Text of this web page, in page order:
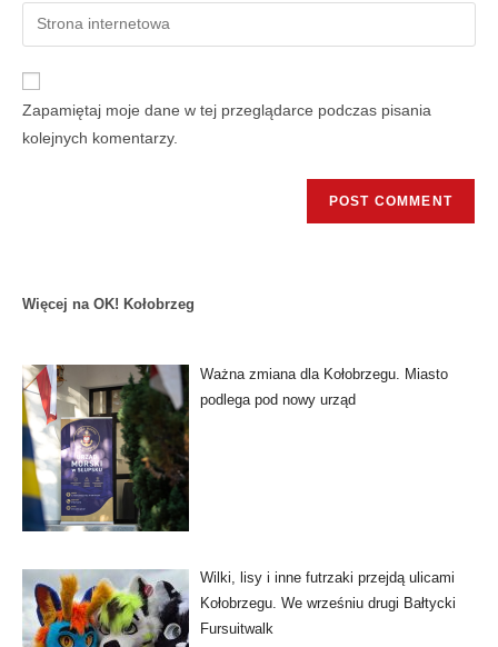
Zapamiętaj moje dane w tej przeglądarce podczas pisania
kolejnych komentarzy.
Więcej na OK! Kołobrzeg
Ważna zmiana dla Kołobrzegu. Miasto
podlega pod nowy urząd
Wilki, lisy i inne futrzaki przejdą ulicami
Kołobrzegu. We wrześniu drugi Bałtycki
Fursuitwalk